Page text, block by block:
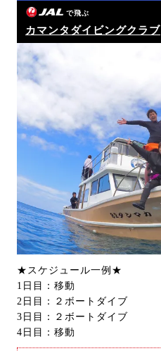
で飛ぶ
カマンタダイビングクラブ
★スケジュール一例★
1日目：移動
2日目：２ボートダイブ
3日目：２ボートダイブ
4日目：移動